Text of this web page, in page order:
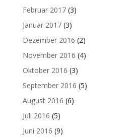
Februar 2017(3)
Januar 2017(3)
Dezember 2016 (2)
November 2016 (4)
Oktober 2016 (3)
September 2016 (5)
August 2016 (6)
Juli 2016 (5)
Juni 2016 (9)